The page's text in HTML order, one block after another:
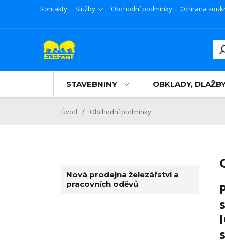
Kontakty Služby Obchodní podmínky Ochrana
STAVEBNINY OBKLADY,
Úvod Obchodní podmínky
Nová prodejna železářství a
pracovních oděvů